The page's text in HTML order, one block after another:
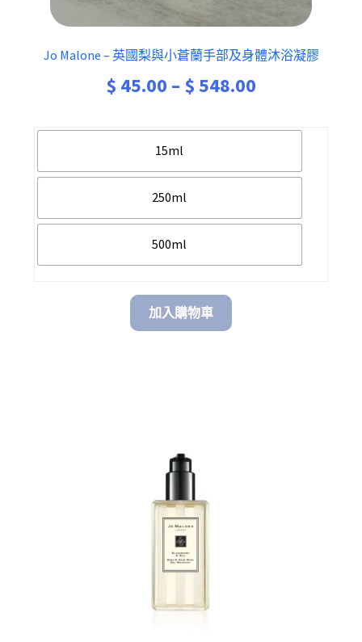
Jo Malone – 英國梨與小蒼蘭手部及身體沐浴凝膠
$ 45.00 – $548.00
15ml
250ml
500ml
加入購物車